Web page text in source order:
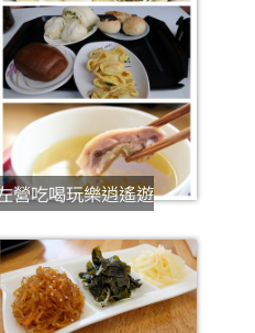
營吃喝玩樂逍遙遊